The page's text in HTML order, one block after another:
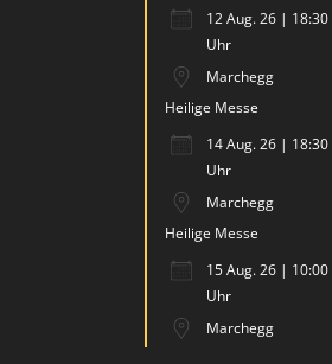
12 Aug. 26 | 18:30
Uhr
Marchegg
Heilige Messe
14 Aug. 26 | 18:30
Uhr
Marchegg
Heilige Messe
15 Aug. 26 | 10:00
Uhr
Marchegg